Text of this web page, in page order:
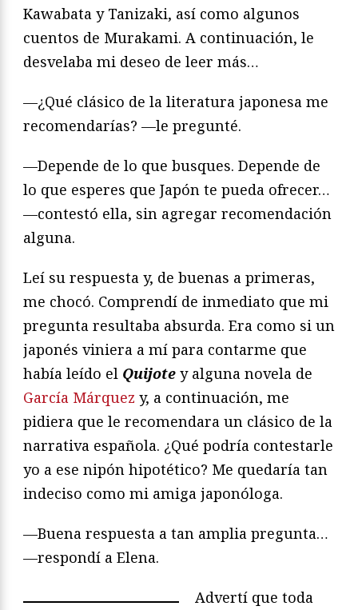
Kawabata y Tanizaki, así como algunos
cuentos de Murakami. A continuación, le
desvelaba mi deseo de leer más…
—¿Qué clásico de la literatura japonesa me
recomendarías? —le pregunté.
—Depende de lo que busques. Depende de
lo que esperes que Japón te pueda ofrecer…
—contestó ella, sin agregar recomendación
alguna.
Leí su respuesta y, de buenas a primeras,
me chocó. Comprendí de inmediato que mi
pregunta resultaba absurda. Era como si un
japonés viniera a mí para contarme que
había leído el Quijote y alguna novela de
García Márquez y, a continuación, me
pidiera que le recomendara un clásico de la
narrativa española. ¿Qué podría contestarle
yo a ese nipón hipotético? Me quedaría tan
indeciso como mi amiga japonóloga.
—Buena respuesta a tan amplia pregunta…
—respondí a Elena.
Advertí que toda